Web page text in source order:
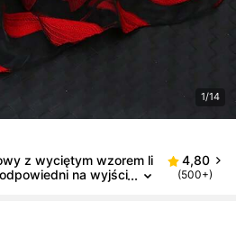
1/14
z wyciętym wzorem li
na wyjści
4,80
(500+)